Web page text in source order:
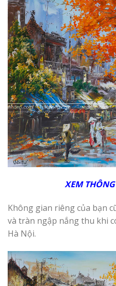
XEM
Không gian riêng của bạn
và tràn ngập nắng thu khi
Hà Nội.